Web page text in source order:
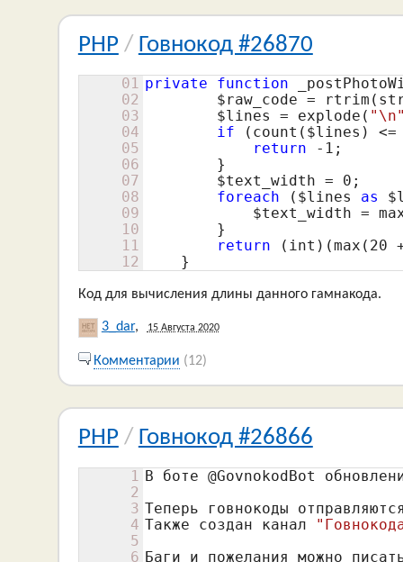
PHP / Говнокод #26870
01
02
03
04
05
06
07
08
09
10
11
12
private function
$raw_code =
$lines
= explode(
if (count( $lines )
return - 1 ;
        }
$text_width = 0 ;
foreach ( $lines as
$text_width =
        }
return (int)(max( 20
    }
Код для вычисления длины данного гамнакода.
3_dar, 15 Августа 2020
Комментарии (12)
PHP / Говнокод #26866
1
2
3
4
5
6
В боте @GovnokodBot
Теперь говнокоды
Также создан канал
Баги и пожелания можно